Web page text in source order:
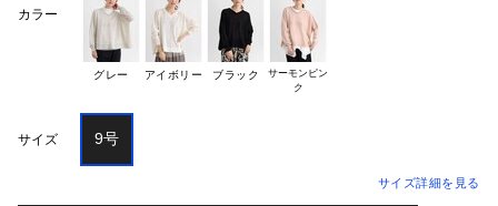
カラー
グレー アイボリー ブラック
サーモンピン
サイズ 9号
サイズ詳細を見る